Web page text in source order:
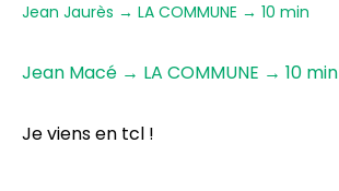
Jean Jaurès → LA COMMUNE → 10 min
Jean Macé → LA COMMUNE → 10 min
Je viens en tcl !